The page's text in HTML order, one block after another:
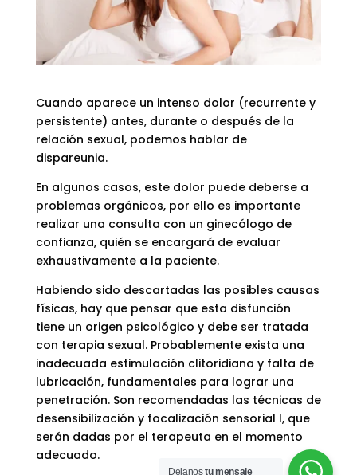
Cuando aparece un intenso dolor (recurrente y
persistente) antes, durante o después de la
relación sexual, podemos hablar de
dispareunia.
En algunos casos, este dolor puede deberse a
problemas orgánicos, por ello es importante
realizar una consulta con un ginecólogo de
confianza, quién se encargará de evaluar
exhaustivamente a la paciente.
Habiendo sido descartadas las posibles causas
físicas, hay que pensar que esta disfunción
tiene un origen psicológico y debe ser tratada
con terapia sexual. Probablemente exista una
inadecuada estimulación clitoridiana y falta de
lubricación, fundamentales para lograr una
penetración. Son recomendadas las técnicas de
desensibilización y focalización sensorial I, que
serán dadas por el terapeuta en el momento
adecuado.
Dejanostu mensaje